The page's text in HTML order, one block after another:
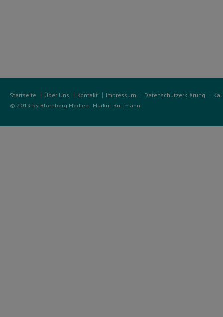
Startseite Über Uns Kontakt Impressum Datenschutzerklärung
© 2019 by Blomberg Medien - Markus Bültmann